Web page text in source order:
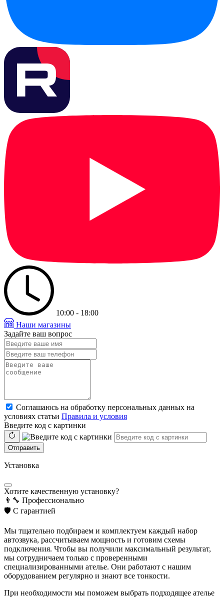
10:00 - 18:00
Наши магазины
Задайте ваш вопрос
Соглашаюсь на обработку персональных данных на
условиях статьи Правила и условия
Введите код с картинки
Отправить
Установка
Хотите качественную установку?
👨‍🔧 Профессионально
🛡️ С гарантией
Мы тщательно подбираем и комплектуем каждый набор
автозвука, рассчитываем мощность и готовим схемы
подключения. Чтобы вы получили максимальный результат,
мы сотрудничаем только с проверенными
специализированными ателье. Они работают с нашим
оборудованием регулярно и знают все тонкости.
При необходимости мы поможем выбрать подходящее ателье